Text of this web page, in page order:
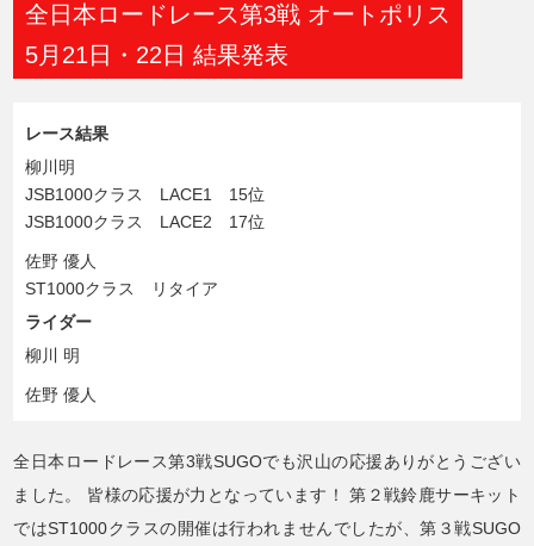
全日本ロードレース第3戦 オートポリス
5月21日・22日 結果発表
レース結果
柳川明
JSB1000クラス LACE1 15位
JSB1000クラス LACE2 17位
佐野 優人
ST1000クラス リタイア
ライダー
柳川 明
佐野 優人
全日本ロードレース第3戦SUGOでも沢山の応援ありがとうござい
ました。
皆様の応援が力となっています！
第２戦鈴鹿サーキット
ではST1000クラスの開催は行われませんでしたが、第３戦SUGO